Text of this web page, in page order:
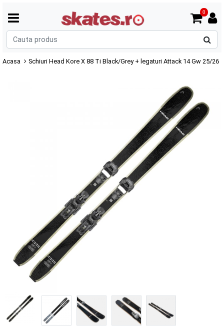
0
Acasa Schiuri Head Kore X 88 Ti Black/Grey + legaturi Attack 14 Gw 25/26